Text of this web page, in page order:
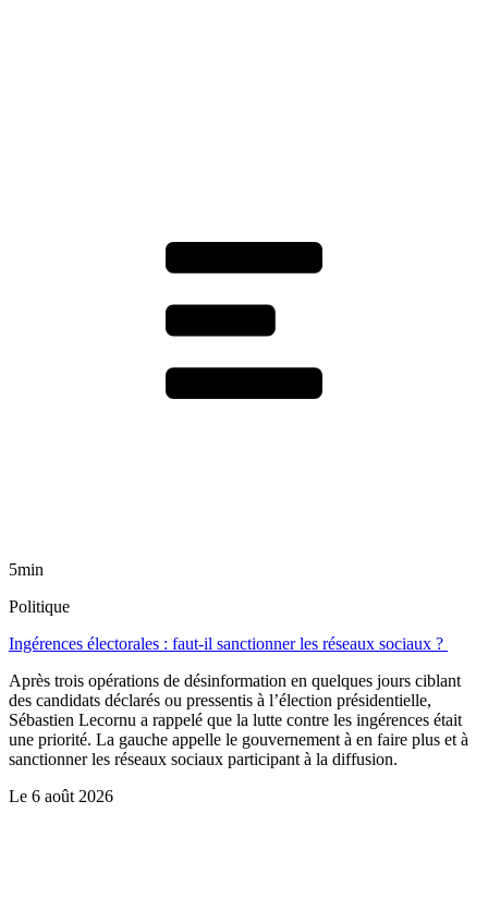
5min
Politique
Ingérences électorales : faut-il sanctionner les réseaux sociaux ?
Après trois opérations de désinformation en quelques jours ciblant
des candidats déclarés ou pressentis à l’élection présidentielle,
Sébastien Lecornu a rappelé que la lutte contre les ingérences était
une priorité. La gauche appelle le gouvernement à en faire plus et à
sanctionner les réseaux sociaux participant à la diffusion.
Le 6 août 2026